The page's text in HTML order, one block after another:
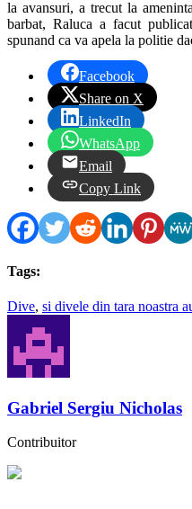
la avansuri, a trecut la
barbat, Raluca a facut
spunand ca va apela la politie
Facebook
Share on X
LinkedIn
WhatsApp
Email
Copy Link
Tags:
Dive, si divele din tara noastra
Gabriel Sergiu Nicholas
Contribuitor